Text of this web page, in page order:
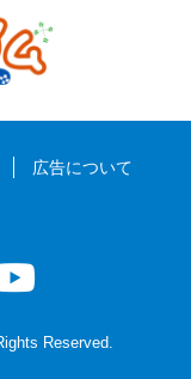
広告について
Reserved.